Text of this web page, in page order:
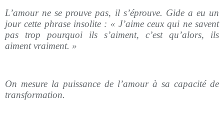
L’amour ne se prouve pas, il s’éprouve. Gide a eu un
jour cette phrase insolite : « J’aime ceux qui ne savent
pas trop pourquoi ils s’aiment, c’est qu’alors, ils
aiment vraiment. »
On mesure la puissance de l’amour à sa capacité de
transformation.